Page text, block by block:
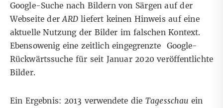
Google-Suche nach Bildern von Särgen auf der
Webseite derARDliefert keinen Hinweis auf eine
aktuelle Nutzung der Bilder im falschen Kontext.
Ebensowenig eine zeitlich eingegrenzte Google-
Rückwärtssuche für seit Januar 2020 veröffentlichte
Bilder.
Ein Ergebnis: 2013 verwendete dieTagesschau ein